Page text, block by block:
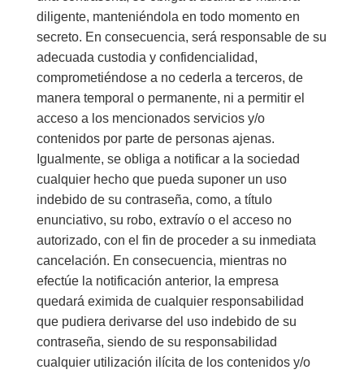
diligente, manteniéndola en todo momento en
secreto. En consecuencia, será responsable de su
adecuada custodia y confidencialidad,
comprometiéndose a no cederla a terceros, de
manera temporal o permanente, ni a permitir el
acceso a los mencionados servicios y/o
contenidos por parte de personas ajenas.
Igualmente, se obliga a notificar a la sociedad
cualquier hecho que pueda suponer un uso
indebido de su contraseña, como, a título
enunciativo, su robo, extravío o el acceso no
autorizado, con el fin de proceder a su inmediata
cancelación. En consecuencia, mientras no
efectúe la notificación anterior, la empresa
quedará eximida de cualquier responsabilidad
que pudiera derivarse del uso indebido de su
contraseña, siendo de su responsabilidad
cualquier utilización ilícita de los contenidos y/o